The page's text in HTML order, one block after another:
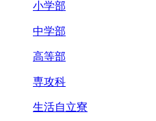
小学部
中学部
高等部
専攻科
生活自立寮